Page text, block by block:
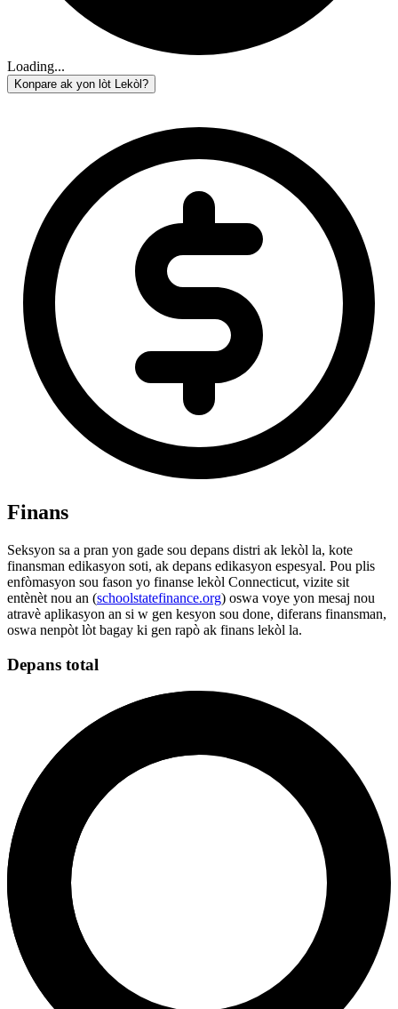
Loading...
Konpare ak yon lòt Lekòl?
Finans
Seksyon sa a pran yon gade sou depans distri ak lekòl la, kote
finansman edikasyon soti, ak depans edikasyon espesyal. Pou plis
enfòmasyon sou fason yo finanse lekòl Connecticut, vizite sit
entènèt nou an (schoolstatefinance.org) oswa voye yon mesaj nou
atravè aplikasyon an si w gen kesyon sou done, diferans finansman,
oswa nenpòt lòt bagay ki gen rapò ak finans lekòl la.
Depans total